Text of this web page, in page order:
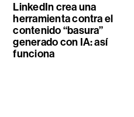
LinkedIn crea una
herramienta contra el
contenido “basura”
generado con IA: así
funciona